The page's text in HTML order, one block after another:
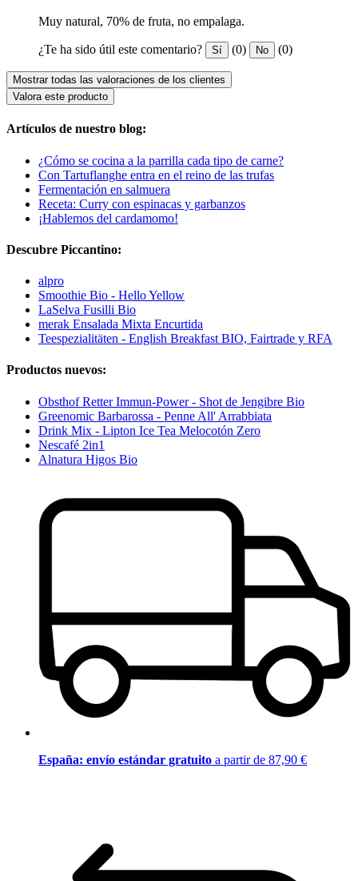
Muy natural, 70% de fruta, no empalaga.
¿Te ha sido útil este comentario? Sí (0) No (0)
Mostrar todas las valoraciones de los clientes
Valora este producto
Artículos de nuestro blog:
¿Cómo se cocina a la parrilla cada tipo de carne?
Con Tartuflanghe entra en el reino de las trufas
Fermentación en salmuera
Receta: Curry con espinacas y garbanzos
¡Hablemos del cardamomo!
Descubre Piccantino:
alpro
Smoothie Bio - Hello Yellow
LaSelva Fusilli Bio
merak Ensalada Mixta Encurtida
Teespezialitäten - English Breakfast BIO, Fairtrade y RFA
Productos nuevos:
Obsthof Retter Immun-Power - Shot de Jengibre Bio
Greenomic Barbarossa - Penne All' Arrabbiata
Drink Mix - Lipton Ice Tea Melocotón Zero
Nescafé 2in1
Alnatura Higos Bio
España: envío estándar gratuito a partir de 87,90 €